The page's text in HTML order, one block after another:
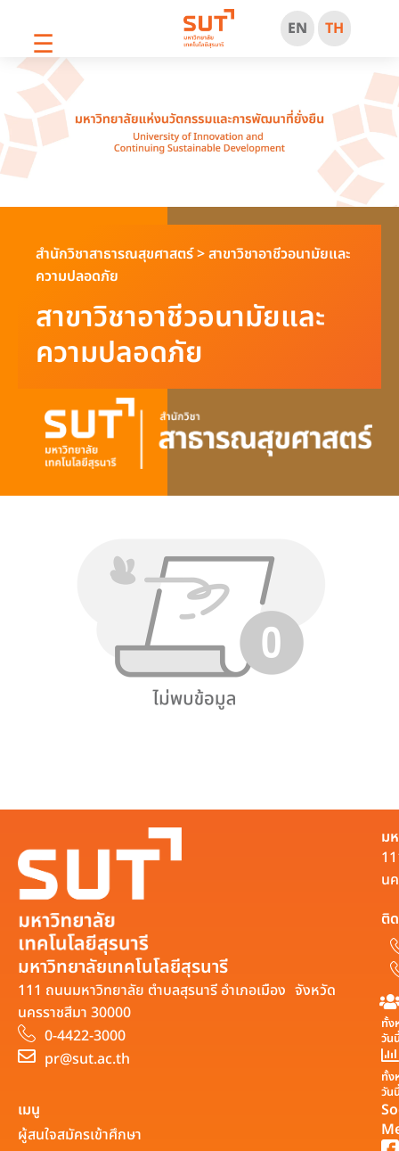
☰ EN TH
สำนักวิชาสาธารณสุขศาสตร์>สาขาวิชาอาชีวอนามัยและ
ความปลอดภัย
สาขาวิชาอาชีวอนามัยและ
ความปลอดภัย
มหาวิทยาลัยเทคโนโลยีสุรนารี
111 ถนนมหาวิทยาลัย ตำบลสุรนารี อำเภอเมือง จังหวัด
นครราชสีมา 30000
0-4422-3000
pr@sut.ac.th
ม
น
ติ
ทั้ง
วัน
ทั้ง
วัน
เมนู
ผู้สนใจสมัครเข้าศึกษา